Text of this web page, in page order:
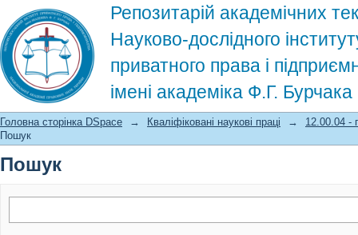
Репозитарій академічних
Науково-дослідного
приватного права і
імені академіка Ф.Г.
Пошук
Головна сторінка DSpace → Кваліфіковані наукові праці →
12.00.04 -
Пошук
Пошук